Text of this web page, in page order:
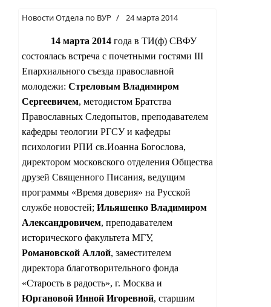
Новости Отдела по ВУР 24 марта 2014
14 марта 2014 года в ТИ(ф) СВФУ
состоялась встреча с почетными гостями III
Епархиального съезда православной
молодежи: Стреловым Владимиром
Сергеевичем, методистом Братства
Православных Следопытов, преподавателем
кафедры теологии РГСУ и кафедры
психологии РПИ св.Иоанна Богослова,
директором московского отделения Общества
друзей Священного Писания, ведущим
программы «Время доверия» на Русской
службе новостей; Ильяшенко Владимиром
Александровичем, преподавателем
исторического факультета МГУ,
Романовской Аллой, заместителем
директора благотворительного фонда
«Старость в радость», г. Москва и
Юргановой Инной Игоревной, старшим